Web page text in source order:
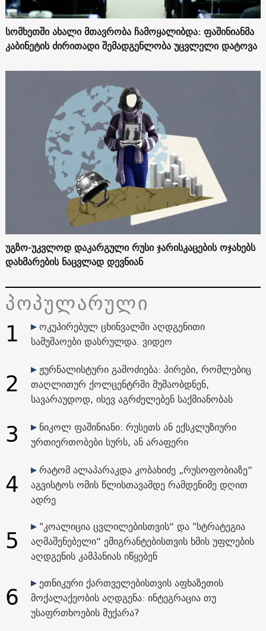
სომხეთში ახალი მთავრობა ჩამოყალიბდა: ფაშინიანმა
კაბინეტის ძირითადი შემადგენლობა უცვლელი დატოვა
უგზო-უკვლოდ დაკარგული რუსი ჯარისკაცების ოჯახებს
დახმარების ნაცვლად დევნიან
პოპულარული
1
ოკუპირებულ ცხინვალში აღდგენითი
სამუშაოები დასრულდა. ვიდეო
2
ჟურნალისტური გამოძიება: პირები, რომლებიც
თაღლითურ ქოლცენტრში მუშაობდნენ,
სავარაუდოდ, ისევ აგრძელებენ საქმიანობას
3
ნიკოლ ფაშინიანი: რუსეთს ან ექსკლუზიური
ურთიერთობები სურს, ან არაფერი
4
რატომ ალაპარაკდა კობახიძე „რუსოფობიაზე“
აგვისტოს ომის წლისთავამდე რამდენიმე დღით
ადრე
5
"კოალიცია ცვლილებისთვის“ და "სტრატეგია
აღმაშენებელი“ ემიგრანტებისთვის ხმის უფლების
აღდგენის კამპანიას იწყებენ
6
ეთნიკური ქართველებისთვის აფხაზეთის
მოქალაქეობის აღდგენა: ინტეგრაცია თუ
უსაფრთხოების მუქარა?